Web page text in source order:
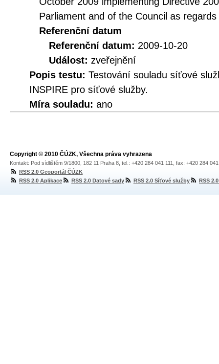
Parliament and of the Council as
Referenční datum
Referenční datum: 2009-10-20
Událost: zveřejnění
Popis testu: Testování souladu síťové
INSPIRE pro síťové služby.
Míra souladu: ano
Copyright © 2010 ČÚZK, Všechna práva vyhrazena
Kontakt: Pod sídlištěm 9/1800, 182 11 Praha 8, tel.: +420 284 041 111, fax: +420 284
RSS 2.0 Geoportál ČÚZK
RSS 2.0 Aplikace
RSS 2.0 Datové sady RSS 2.0 Síťové služby RSS